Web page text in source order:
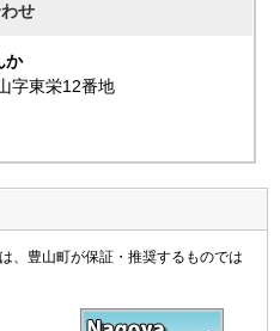
せ
か
字東栄12番地
、豊山町が保証・推奨するものでは